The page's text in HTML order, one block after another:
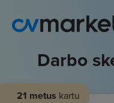
Darbo
21 metus kartu